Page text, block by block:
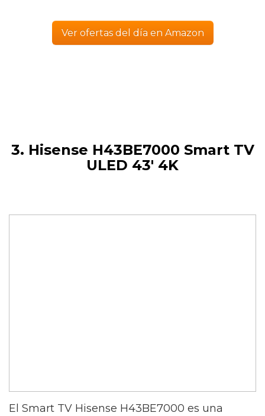
Ver ofertas del día en Amazon
3. Hisense H43BE7000 Smart TV
ULED 43′ 4K
El Smart TV Hisense H43BE7000 es una